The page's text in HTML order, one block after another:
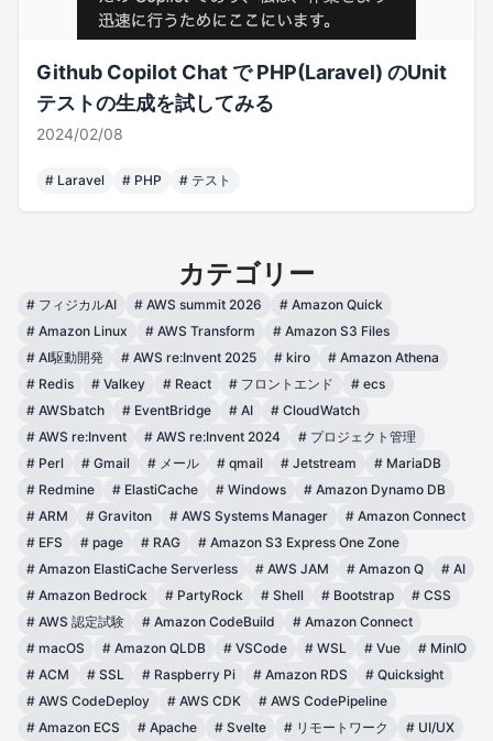
Github Copilot Chat で PHP(Laravel) のUnit
テストの生成を試してみる
2024/02/08
# Laravel # PHP # テスト
カテゴリー
# フィジカルAI # AWS summit 2026 # Amazon Quick
# Amazon Linux # AWS Transform # Amazon S3 Files
# AI駆動開発 # AWS re:Invent 2025 # kiro # Amazon Athena
# Redis # Valkey # React # フロントエンド # ecs
# AWSbatch # EventBridge # AI # CloudWatch
# AWS re:Invent # AWS re:Invent 2024 # プロジェクト管理
# Perl # Gmail # メール # qmail # Jetstream # MariaDB
# Redmine # ElastiCache # Windows # Amazon Dynamo DB
# ARM # Graviton # AWS Systems Manager # Amazon Connect
# EFS # page # RAG # Amazon S3 Express One Zone
# Amazon ElastiCache Serverless # AWS JAM # Amazon Q # AI
# Amazon Bedrock # PartyRock # Shell # Bootstrap # CSS
# AWS 認定試験 # Amazon CodeBuild # Amazon Connect
# macOS # Amazon QLDB # VSCode # WSL # Vue # MinIO
# ACM # SSL # Raspberry Pi # Amazon RDS # Quicksight
# AWS CodeDeploy # AWS CDK # AWS CodePipeline
# Amazon ECS # Apache # Svelte # リモートワーク # UI/UX